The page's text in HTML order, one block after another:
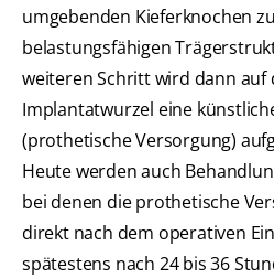
umgebenden Kieferknochen
belastungsfähigen
weiteren Schritt wird dann auf
Implantatwurzel eine
(prothetische Versorgung)
Heute werden auch
bei denen die prothetische
direkt nach dem operativen
spätestens nach 24 bis 36